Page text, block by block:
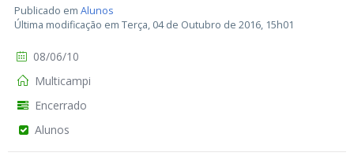
Publicado em Alunos
Última modificação em Terça, 04 de Outubro de 2016, 15h01
08/06/10
Multicampi
Encerrado
Alunos